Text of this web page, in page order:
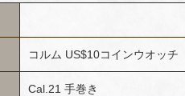
コルム US$10コインウオッチ
Cal.21 手巻き